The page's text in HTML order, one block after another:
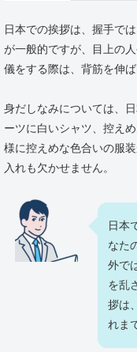
日本での挨拶は、握手で
が一般的ですが、目上の
儀をする際は、背筋を伸
身だしなみについては、
ーツに白いシャツ、控え
様に控えめな色合いの服
入れも欠かせません。
日本
なた
外で
を乱
拶は
れま